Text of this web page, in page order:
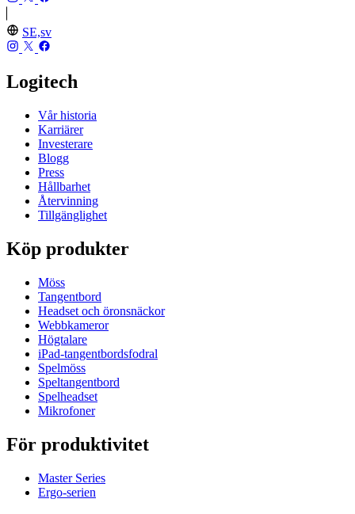
SE,sv
Logitech
Vår historia
Karriärer
Investerare
Blogg
Press
Hållbarhet
Återvinning
Tillgänglighet
Köp produkter
Möss
Tangentbord
Headset och öronsnäckor
Webbkameror
Högtalare
iPad-tangentbordsfodral
Spelmöss
Speltangentbord
Spelheadset
Mikrofoner
För produktivitet
Master Series
Ergo-serien